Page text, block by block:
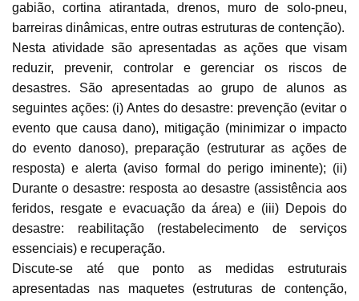
gabião, cortina atirantada, drenos, muro de solo-pneu,
barreiras dinâmicas, entre outras estruturas de contenção).
Nesta atividade são apresentadas as ações que visam
reduzir, prevenir, controlar e gerenciar os riscos de
desastres. São apresentadas ao grupo de alunos as
seguintes ações: (i) Antes do desastre: prevenção (evitar o
evento que causa dano), mitigação (minimizar o impacto
do evento danoso), preparação (estruturar as ações de
resposta) e alerta (aviso formal do perigo iminente); (ii)
Durante o desastre: resposta ao desastre (assistência aos
feridos, resgate e evacuação da área) e (iii) Depois do
desastre: reabilitação (restabelecimento de serviços
essenciais) e recuperação.
Discute-se até que ponto as medidas estruturais
apresentadas nas maquetes (estruturas de contenção,